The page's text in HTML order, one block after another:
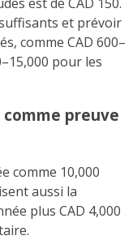
et prévoir
comme CAD 600–
pour les
comme preuve
comme 10,000
aussi la
plus CAD 4,000